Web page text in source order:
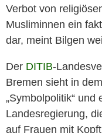
Verbot von
Musliminnen ein
dar, meint Bilgen
Der DITIB-
Bremen sieht in
„Symbolpolitik“ und
Landesregierung,
auf Frauen mit